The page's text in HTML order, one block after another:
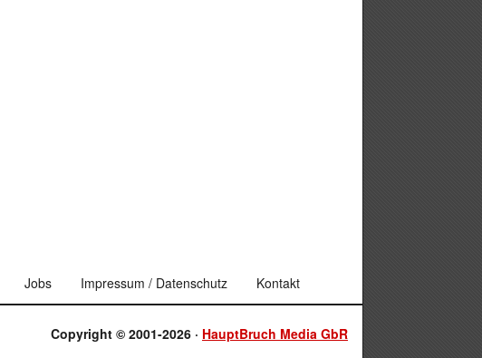
Jobs Impressum / Datenschutz Kontakt
Copyright © 2001-2026 · HauptBruch Media GbR